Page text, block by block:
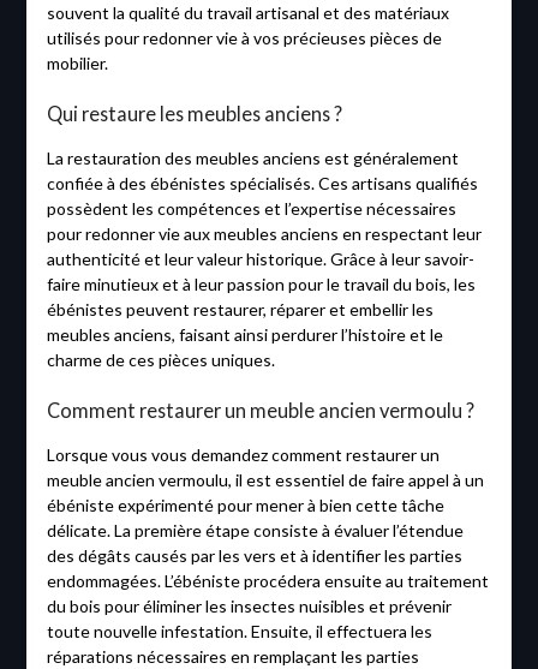
souvent la qualité du travail artisanal et des matériaux
utilisés pour redonner vie à vos précieuses pièces de
mobilier.
Qui restaure les meubles anciens ?
La restauration des meubles anciens est généralement
confiée à des ébénistes spécialisés. Ces artisans qualifiés
possèdent les compétences et l’expertise nécessaires
pour redonner vie aux meubles anciens en respectant leur
authenticité et leur valeur historique. Grâce à leur savoir-
faire minutieux et à leur passion pour le travail du bois, les
ébénistes peuvent restaurer, réparer et embellir les
meubles anciens, faisant ainsi perdurer l’histoire et le
charme de ces pièces uniques.
Comment restaurer un meuble ancien vermoulu ?
Lorsque vous vous demandez comment restaurer un
meuble ancien vermoulu, il est essentiel de faire appel à un
ébéniste expérimenté pour mener à bien cette tâche
délicate. La première étape consiste à évaluer l’étendue
des dégâts causés par les vers et à identifier les parties
endommagées. L’ébéniste procédera ensuite au traitement
du bois pour éliminer les insectes nuisibles et prévenir
toute nouvelle infestation. Ensuite, il effectuera les
réparations nécessaires en remplaçant les parties